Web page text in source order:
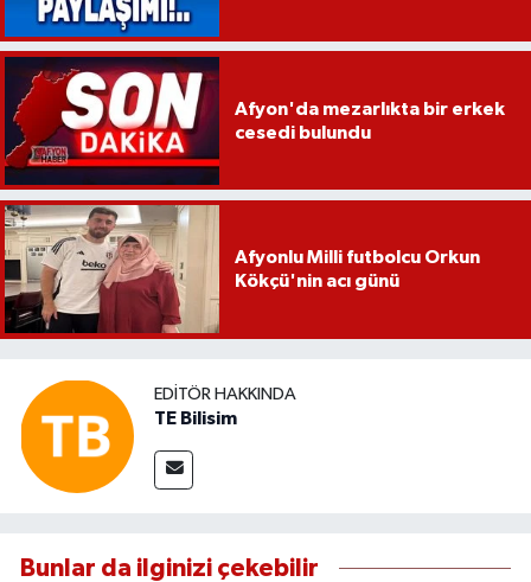
Afyon'da mezarlıkta bir erkek
cesedi bulundu
Afyonlu Milli futbolcu Orkun
Kökçü'nin acı günü
EDITÖR HAKKINDA
TE Bilisim
Bunlar da ilginizi çekebilir